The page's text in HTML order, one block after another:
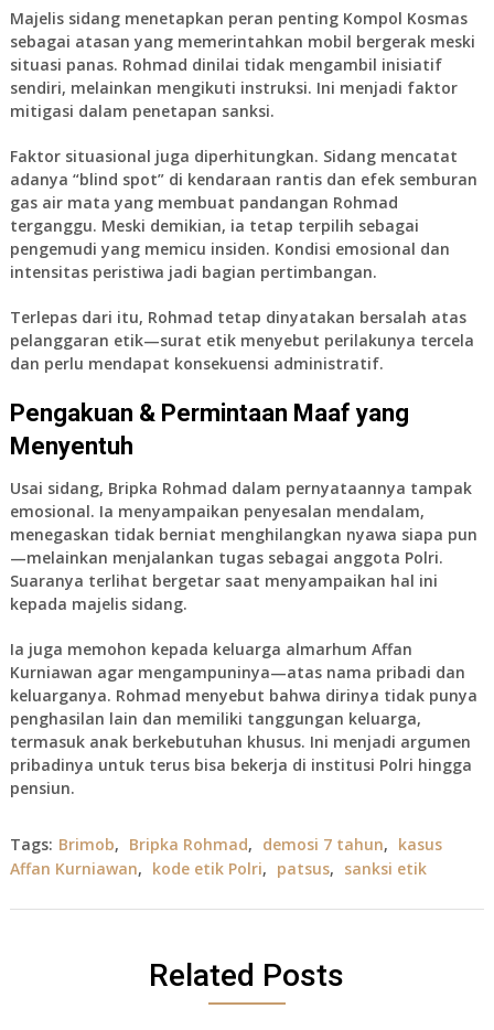
Majelis sidang menetapkan peran penting Kompol Kosmas
sebagai atasan yang memerintahkan mobil bergerak meski
situasi panas. Rohmad dinilai tidak mengambil inisiatif
sendiri, melainkan mengikuti instruksi. Ini menjadi faktor
mitigasi dalam penetapan sanksi.
Faktor situasional juga diperhitungkan. Sidang mencatat
adanya “blind spot” di kendaraan rantis dan efek semburan
gas air mata yang membuat pandangan Rohmad
terganggu. Meski demikian, ia tetap terpilih sebagai
pengemudi yang memicu insiden. Kondisi emosional dan
intensitas peristiwa jadi bagian pertimbangan.
Terlepas dari itu, Rohmad tetap dinyatakan bersalah atas
pelanggaran etik—surat etik menyebut perilakunya tercela
dan perlu mendapat konsekuensi administratif.
Pengakuan & Permintaan Maaf yang
Menyentuh
Usai sidang, Bripka Rohmad dalam pernyataannya tampak
emosional. Ia menyampaikan penyesalan mendalam,
menegaskan tidak berniat menghilangkan nyawa siapa pun
—melainkan menjalankan tugas sebagai anggota Polri.
Suaranya terlihat bergetar saat menyampaikan hal ini
kepada majelis sidang.
Ia juga memohon kepada keluarga almarhum Affan
Kurniawan agar mengampuninya—atas nama pribadi dan
keluarganya. Rohmad menyebut bahwa dirinya tidak punya
penghasilan lain dan memiliki tanggungan keluarga,
termasuk anak berkebutuhan khusus. Ini menjadi argumen
pribadinya untuk terus bisa bekerja di institusi Polri hingga
pensiun.
Tags: Brimob, Bripka Rohmad, demosi 7 tahun, kasus
Affan Kurniawan, kode etik Polri, patsus, sanksi etik
Related Posts